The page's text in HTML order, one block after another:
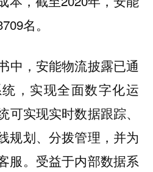
名。
中，安能物流披露已通
，实现全面数字化运
可实现实时数据跟踪、
规划、分拨管理，并为
服。受益于内部数据系